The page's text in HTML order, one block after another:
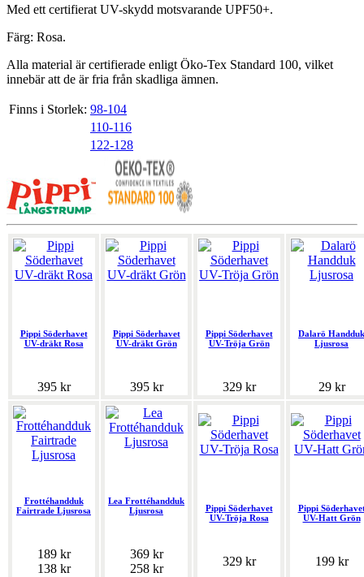
Med ett certifierat UV-skydd motsvarande UPF50+.
Färg: Rosa.
Alla material är certifierade enligt Öko-Tex Standard 100, vilket
innebär att de är fria från skadliga ämnen.
Finns i Storlek: 98-104
110-116
122-128
Pippi Söderhavet
UV-dräkt Rosa
395 kr
Pippi Söderhavet
UV-dräkt Grön
395 kr
Pippi Söderhavet
UV-Tröja Grön
329 kr
Dalarö Handduk
Ljusrosa
29 kr
Frottéhandduk
Fairtrade Ljusrosa
189 kr
138 kr
Lea Frottéhandduk
Ljusrosa
369 kr
258 kr
Pippi Söderhavet
UV-Tröja Rosa
329 kr
Pippi
UV-Hatt Grön
199 kr